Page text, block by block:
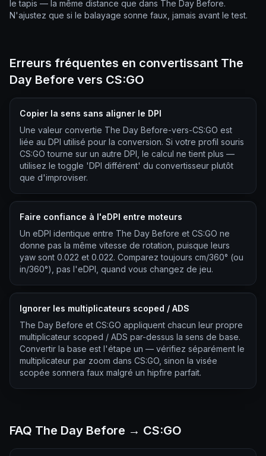
le tapis — la même distance que dans The Day Before.
N'ajustez que si le balayage sonne faux, jamais avant le test.
Erreurs fréquentes en convertissant The
Day Before vers CS:GO
Copier la sens sans aligner le DPI
Une valeur convertie The Day Before-vers-CS:GO est
liée au DPI utilisé pour la conversion. Si votre profil souris
CS:GO tourne sur un autre DPI, le calcul ne tient plus —
utilisez le toggle 'DPI différent' du convertisseur plutôt
que d'improviser.
Faire confiance à l'eDPI entre moteurs
Un eDPI identique entre The Day Before et CS:GO ne
donne pas la même vitesse de rotation, puisque leurs
yaw sont 0.022 et 0.022. Comparez toujours cm/360° (ou
in/360°), pas l'eDPI, quand vous changez de jeu.
Ignorer les multiplicateurs scoped / ADS
The Day Before et CS:GO appliquent chacun leur propre
multiplicateur scoped / ADS par-dessus la sens de base.
Convertir la base est l'étape un — vérifiez séparément le
multiplicateur par zoom dans CS:GO, sinon la visée
scopée sonnera faux malgré un hipfire parfait.
FAQ The Day Before → CS:GO